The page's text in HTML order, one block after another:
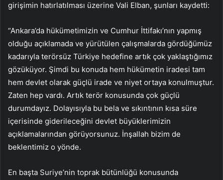
girişimin hatırlatılması üzerine Vali Elban, şunları kaydetti:
“Ankara’da hükümetimizin ve Cumhur İttifakı’nın yapmış
olduğu açıklamada ve yürütülen çalışmalarda gördüğümüz
kadarıyla terörsüz Türkiye hedefine artık çok yaklaştığımız
gözüküyor. Şimdi bu konuda hem hükümetin iradesi tam
hem devlet olarak güçlü irade ve niyet ortaya konulmuştur.
Zaten hep vardı. Artık terör konusunda çok güçlü
durumdayız. Dolayısıyla bu bela ve sıkıntının kısa süre
içerisinde giderileceğini devlet büyüklerimizin
açıklamalarından görüyorsunuz. İnşallah bizim de
beklentimiz o yönde.
En başta Suriye’nin toprak bütünlüğü konusunda